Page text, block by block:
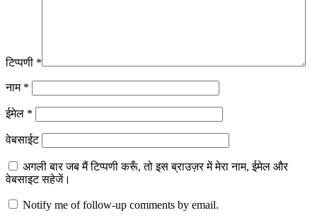
टिप्पणी *
नाम *
ईमेल *
वेबसाईट
अगली बार जब मैं टिप्पणी करूँ, तो इस ब्राउज़र में मेरा नाम, ईमेल और
वेबसाइट सहेजें।
Notify me of follow-up comments by email.